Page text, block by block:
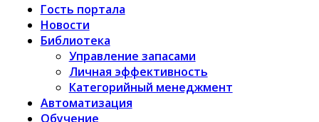
Гость портала
Новости
Библиотека
Управление запасами
Личная эффективность
Категорийный менеджмент
Автоматизация
Обучение